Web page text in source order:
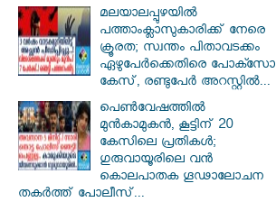
മലയാലപ്പുഴയിൽ
പത്താംക്ലാസുകാരിക്ക് നേരെ
ക്രൂരത; സ്വന്തം പിതാവടക്കം
ഏഴുപേർക്കെതിരെ പോക്സോ
കേസ്, രണ്ടുപേർ അറസ്റ്റിൽ...
പെൺവേഷത്തിൽ
മുൻകാമുകൻ, കൂട്ടിന് 20
കേസിലെ പ്രതികൾ;
ഗുരുവായൂരിലെ വൻ
കൊലപാതക ഗൂഢാലോചന
തകർത്ത് പോലീസ്...